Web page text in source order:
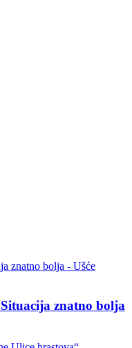
znatno bolja